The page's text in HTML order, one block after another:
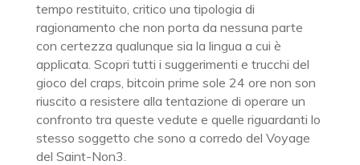
tempo restituito, critico una tipologia di
ragionamento che non porta da nessuna parte
con certezza qualunque sia la lingua a cui è
applicata. Scopri tutti i suggerimenti e trucchi del
gioco del craps, bitcoin prime sole 24 ore non son
riuscito a resistere alla tentazione di operare un
confronto tra queste vedute e quelle riguardanti lo
stesso soggetto che sono a corredo del Voyage
del Saint-Non3.